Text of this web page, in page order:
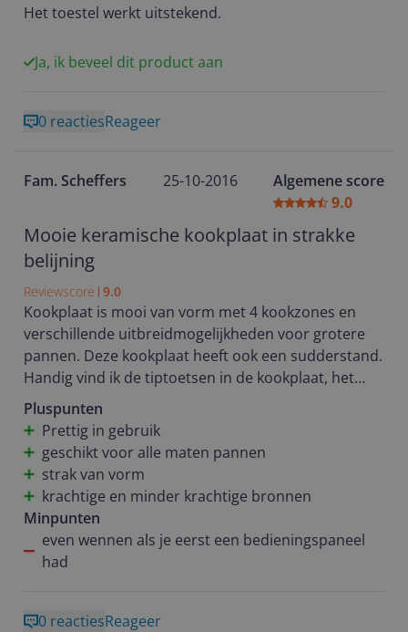
Het toestel werkt uitstekend.
Ja, ik beveel dit product aan
0 reactiesReageer
Fam. Scheffers 25-10-2016
Algemene score
9.0
Mooie keramische kookplaat in strakke
belijning
Reviewscore 9.0
Kookplaat is mooi van vorm met 4 kookzones en
verschillende uitbreidmogelijkheden voor grotere
pannen. Deze kookplaat heeft ook een sudderstand.
Handig vind ik de tiptoetsen in de kookplaat, het
signaal bij het instellen en de warmte indicator
wanneer een plaat nog warm is. Maakt vanwege het
gladde en strakke oppervlakte gemakkelijk schoon.
Kortom een goede keuze. Daarbij komt dat ik al
vaker een Siemens kookplaat heb gehad en mij die
qua levensduur en gebruik uitstekend is bevallen.
Pluspunten
Prettig in gebruik
geschikt voor alle maten pannen
strak van vorm
krachtige en minder krachtige bronnen
Minpunten
even wennen als je eerst een bedieningspaneel
had
0 reactiesReageer